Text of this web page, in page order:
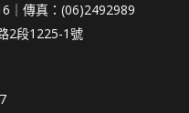
｜傳真：(06)2492989
2段1225-1號